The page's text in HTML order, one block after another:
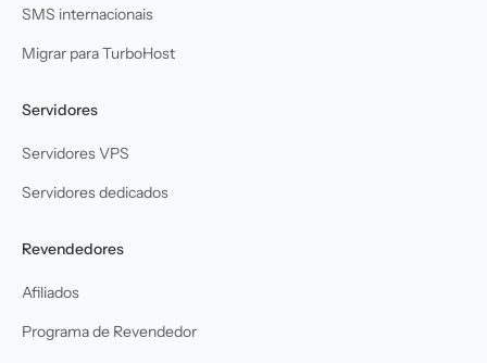
SMS internacionais
Migrar para TurboHost
Servidores
Servidores VPS
Servidores dedicados
Revendedores
Afiliados
Programa de Revendedor